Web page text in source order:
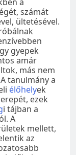
számát
ültetésével.
gyepek
amár
más nem
tanulmány a
élőhelyek
ezek
i tájban a
A
mellett,
az